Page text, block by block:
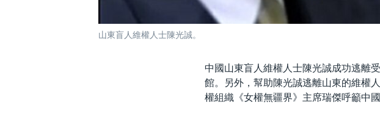
山東盲人維權人士陳光誠。
中國山東盲人維權人士陳光誠成功逃離
館。另外，幫助陳光誠逃離山東的維權
權組織《女權無疆界》主席瑞傑呼籲中